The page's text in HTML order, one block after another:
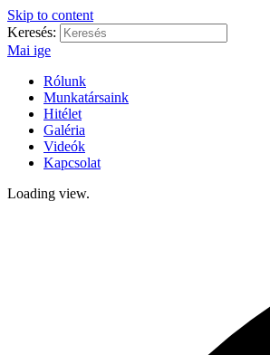
Skip to content
Keresés:
Mai ige
Rólunk
Munkatársaink
Hitélet
Galéria
Videók
Kapcsolat
Loading view.